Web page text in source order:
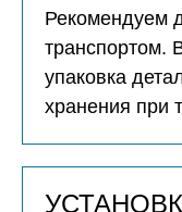
Рекомендуем
транспортом.
упаковка
хранения при